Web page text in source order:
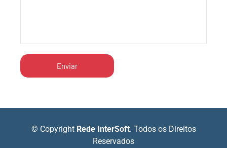
© Copyright Rede InterSoft. Todos os Direitos
Reservados